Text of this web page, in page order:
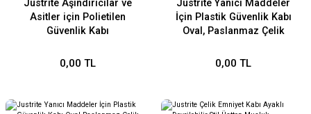
Justrite Aşındırıcılar ve
Asitler için Polietilen
Güvenlik Kabı
0,00 TL
Justrite Yanıcı Maddeler
İçin Plastik Güvenlik Kabı
Oval, Paslanmaz Çelik
0,00 TL